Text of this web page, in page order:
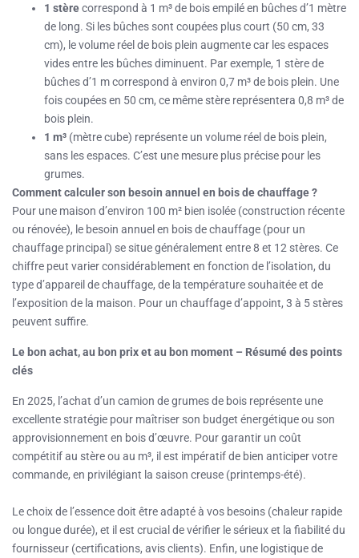
1 stèrecorrespond à 1 m³ de bois empilé en bûches d’1 mètre
de long. Si les bûches sont coupées plus court (50 cm, 33
cm), le volume réel de bois plein augmente car les espaces
vides entre les bûches diminuent. Par exemple, 1 stère de
bûches d’1 m correspond à environ 0,7 m³ de bois plein. Une
fois coupées en 50 cm, ce même stère représentera 0,8 m³ de
bois plein.
1 m³ (mètre cube) représente un volume réel de bois plein,
sans les espaces. C’est une mesure plus précise pour les
grumes.
Comment calculer son besoin annuel en bois de chauffage ?
Pour une maison d’environ 100 m² bien isolée (construction récente
ou rénovée), le besoin annuel en bois de chauffage (pour un
chauffage principal) se situe généralement entre 8 et 12 stères. Ce
chiffre peut varier considérablement en fonction de l’isolation, du
type d’appareil de chauffage, de la température souhaitée et de
l’exposition de la maison. Pour un chauffage d’appoint, 3 à 5 stères
peuvent suffire.
Le bon achat, au bon prix et au bon moment – Résumé des points
clés
En 2025, l’achat d’un camion de grumes de bois représente une
excellente stratégie pour maîtriser son budget énergétique ou son
approvisionnement en bois d’œuvre. Pour garantir un coût
compétitif au stère ou au m³, il est impératif de bien anticiper votre
commande, en privilégiant la saison creuse (printemps-été).
Le choix de l’essence doit être adapté à vos besoins (chaleur rapide
ou longue durée), et il est crucial de vérifier le sérieux et la fiabilité du
fournisseur (certifications, avis clients). Enfin, une logistique de